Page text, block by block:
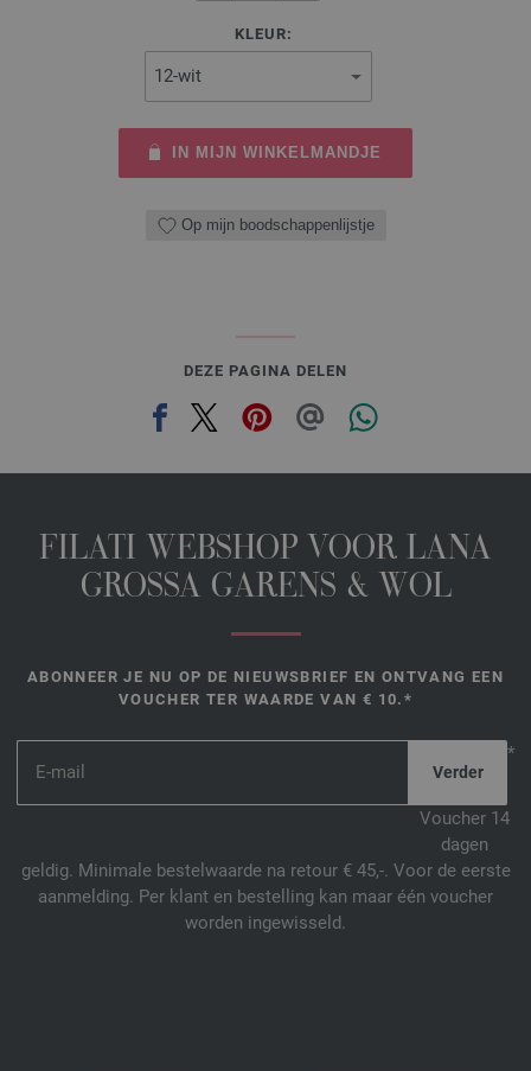
KLEUR:
IN MIJN WINKELMANDJE
Op mijn boodschappenlijstje
DEZE PAGINA DELEN
FILATI WEBSHOP VOOR LANA
GROSSA GARENS & WOL
ABONNEER JE NU OP DE NIEUWSBRIEF EN ONTVANG EEN
VOUCHER TER WAARDE VAN € 10.*
*
Voucher 14
dagen
geldig. Minimale bestelwaarde na retour € 45,-. Voor de eerste
aanmelding. Per klant en bestelling kan maar één voucher
worden ingewisseld.